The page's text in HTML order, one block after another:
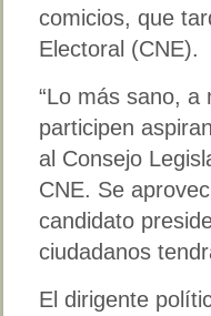
comicios, que
Electoral (CNE).
“Lo más sano, a
participen
al Consejo
CNE. Se
candidato
ciudadanos
El dirigente